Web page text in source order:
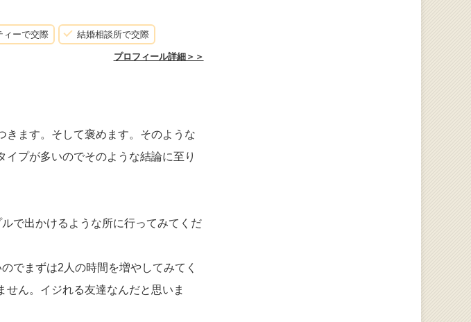
ィーで交際 結婚相談所で交際
プロフィール詳細＞＞
きます。そして褒めます。そのような
プが多いのでそのような結論に至り
で出かけるような所に行ってみてくだ
でまずは2人の時間を増やしてみてく
ん。イジれる友達なんだと思いま